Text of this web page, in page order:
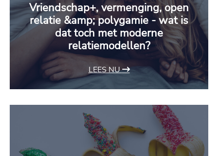
Vriendschap+, vermenging, open
relatie &amp; polygamie - wat is
dat toch met moderne
relatiemodellen?
LEES NU